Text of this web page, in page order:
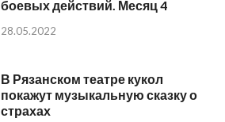
боевых действий. Месяц 4
28.05.2022
В Рязанском театре кукол
покажут музыкальную сказку о
страхах